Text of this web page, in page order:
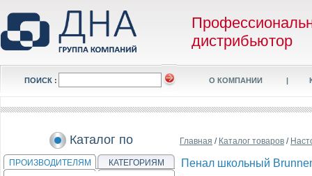
дистрибьютор
ПОИСК : О КОМПАНИИ |
Каталог по
ПРОИЗВОДИТЕЛЯМ КАТЕГОРИЯМ
Главная / Каталог товаров /
Пенал школьный